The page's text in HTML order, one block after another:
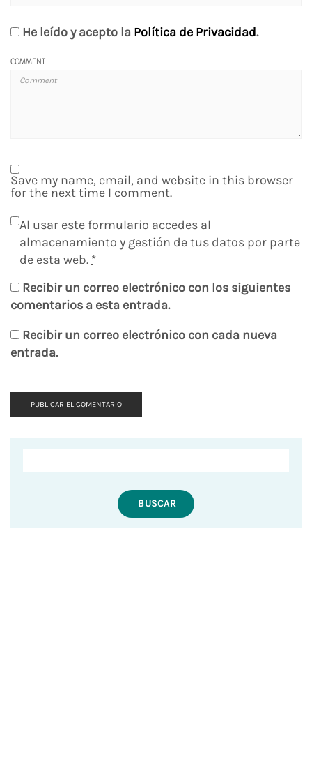
He leído y acepto la Política de Privacidad.
COMMENT
Save my name, email, and website in this browser
for the next time I comment.
Al usar este formulario accedes al
almacenamiento y gestión de tus datos por parte
de esta web. *
Recibir un correo electrónico con los siguientes
comentarios a esta entrada.
Recibir un correo electrónico con cada nueva
entrada.